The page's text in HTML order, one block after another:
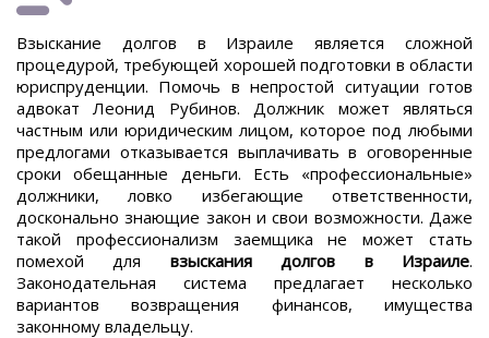
Взыскание долгов в Израиле является сложной
процедурой, требующей хорошей подготовки в области
юриспруденции. Помочь в непростой ситуации готов
адвокат Леонид Рубинов. Должник может являться
частным или юридическим лицом, которое под любыми
предлогами отказывается выплачивать в оговоренные
сроки обещанные деньги. Есть «профессиональные»
должники, ловко избегающие ответственности,
досконально знающие закон и свои возможности. Даже
такой профессионализм заемщика не может стать
помехой для взыскания долгов в Израиле.
Законодательная система предлагает несколько
вариантов возвращения финансов, имущества
законному владельцу.